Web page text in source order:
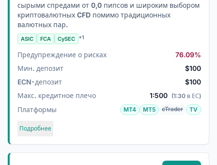
сырыми спредами от 0,0 пипсов и широким выбором
криптовалютных CFD помимо традиционных
валютных пар.
ASIC FCA CySEC +1
Предупреждение о рисках
76.09%
Мин. депозит
$100
ECN-депозит
$100
Макс. кредитное плечо
1:500 (1:30 в ЕС)
Платформы MT4 MT5 cTrader TV
Подробнее